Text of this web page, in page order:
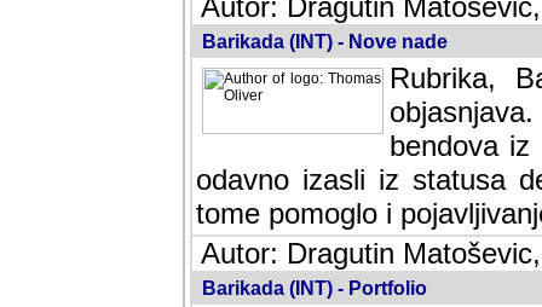
Autor: Dragutin
Barikada (INT) - Nove nade
Rubrika,
bendova
odavno izasli iz statusa
tome pomoglo i
Autor: Dragutin
Barikada (INT) - Portfolio